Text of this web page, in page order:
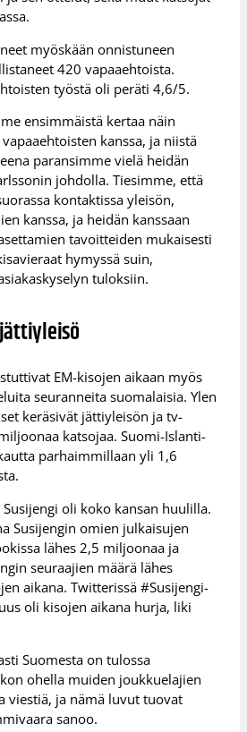
myöskään onnistuneen
420 vapaaehtoista.
työstä oli peräti 4,6/5.
ensimmäistä kertaa näin
kanssa, ja niistä
paransimme vielä heidän
johdolla. Tiesimme, että
kontaktissa yleisön,
kanssa, ja heidän kanssaan
tavoitteiden mukaisesti
hymyssä suin,
tuloksiin.
EM-kisojen aikaan myös
seuranneita suomalaisia. Ylen
keräsivät jättiyleisön ja tv-
katsojaa. Suomi-Islanti-
parhaimmillaan yli 1,6
oli koko kansan huulilla.
Susijengin omien julkaisujen
lähes 2,5 miljoonaa ja
seuraajien määrä lähes
aikana. Twitterissä #Susijengi-
oli kisojen aikana hurja, liki
Suomesta on tulossa
ohella muiden joukkuelajien
viestiä, ja nämä luvut tuovat
sanoo.